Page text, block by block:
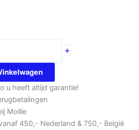
+
u heeft altijd garantie!
Mollie
450,- Nederland & 750,- België